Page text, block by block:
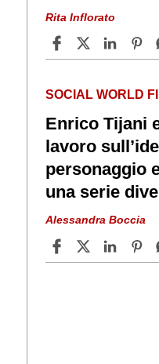
Rita Inflorato
SOCIAL WORLD
Enrico Tijani
lavoro
personaggio
una serie
Alessandra Boccia